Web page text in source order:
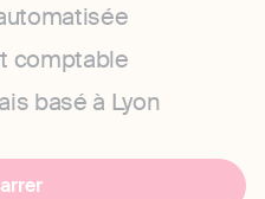
comptable
basé à Lyon